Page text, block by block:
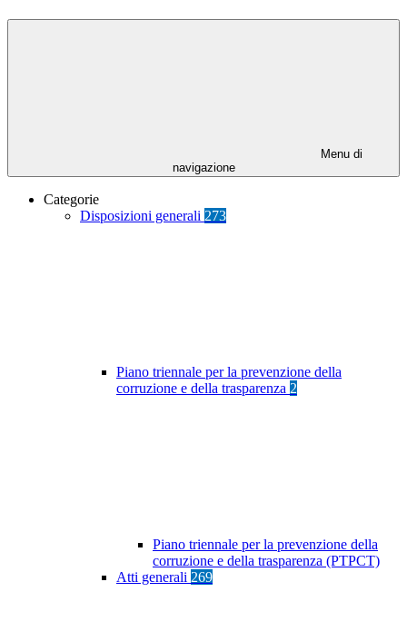
Menu di
navigazione
Categorie
Disposizioni generali 273
Piano triennale per la prevenzione della
corruzione e della trasparenza 2
Piano triennale per la prevenzione della
corruzione e della trasparenza (PTPCT)
Atti generali 269